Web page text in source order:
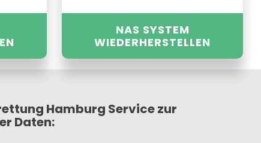
NAS SYSTEM
WIEDERHERSTELLEN
Hamburg Service zur
Daten: